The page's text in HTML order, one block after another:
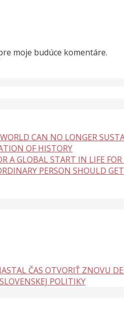
moje budúce komentáre.
CAN NO LONGER
OF HISTORY
A GLOBAL START IN LIFE FOR
PERSON SHOULD
ČAS OTVORIŤ ZNOVU
POLITIKY